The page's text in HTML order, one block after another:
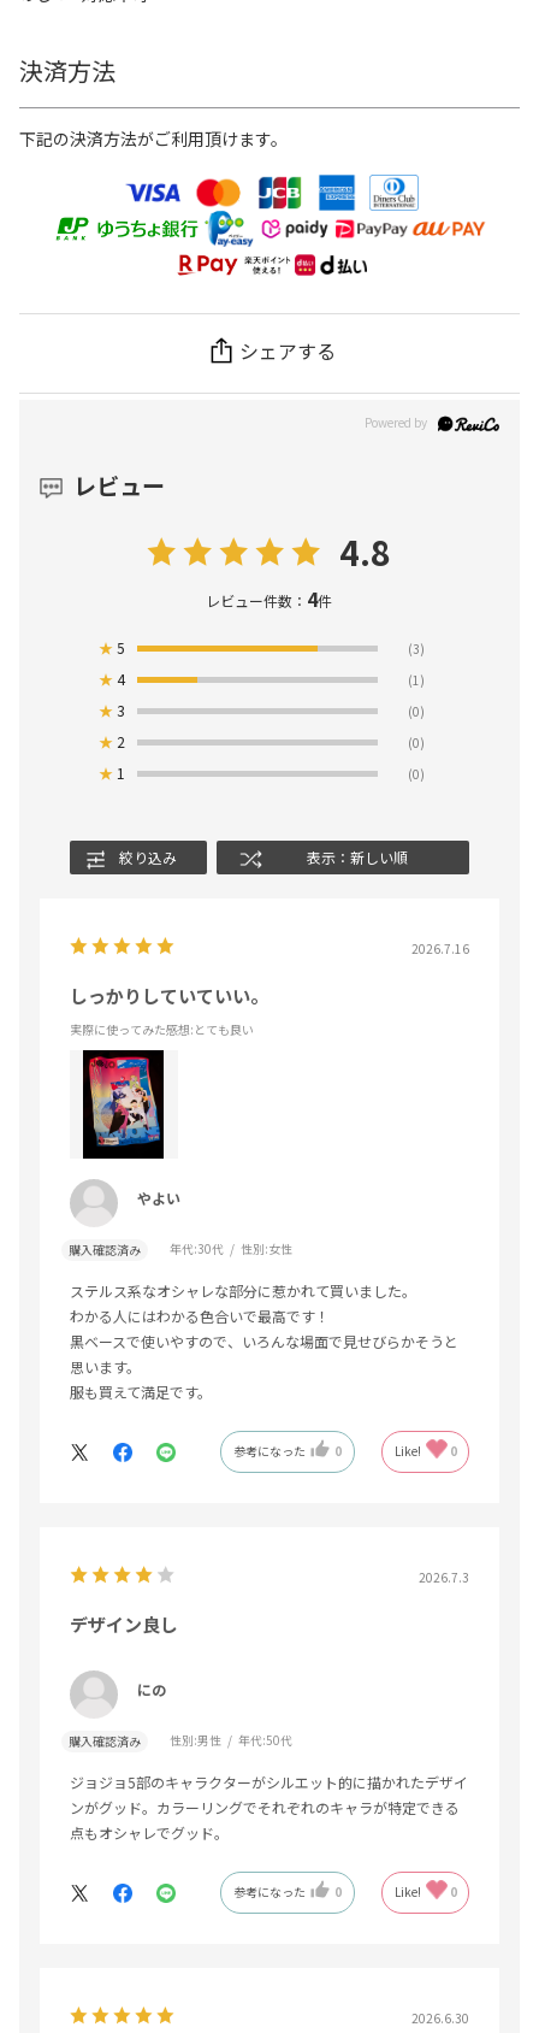
決済方法
下記の決済方法がご利用頂けます。
シェアする
レビュー
4.8
レビュー件数： 4件
★5 (3)
★4 (1)
★3 (0)
★ 2 (0)
★ 1 (0)
絞り込み 表示：新しい順
2026.7.16
しっかりしていていい。
実際に使ってみた感想:とても良い
やよい
購入確認済み 年代:30代 性別:女性
ステルス系なオシャレな部分に惹かれて買いました。
わかる人にはわかる色合いで最高です！
黒ベースで使いやすので、いろんな場面で見せびらかそうと
思います。
服も買えて満足です。
参考になった 0 Like! 0
2026.7.3
デザイン良し
にの
購入確認済み 性別:男性 年代:50代
ジョジョ5部のキャラクターがシルエット的に描かれたデザイ
ンがグッド。カラーリングでそれぞれのキャラが特定できる
点もオシャレでグッド。
参考になった 0 Like! 0
2026.6.30